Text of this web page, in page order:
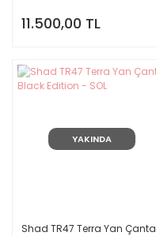
11.500,00 TL
YAKINDA
Shad TR47 Terra Yan Çanta